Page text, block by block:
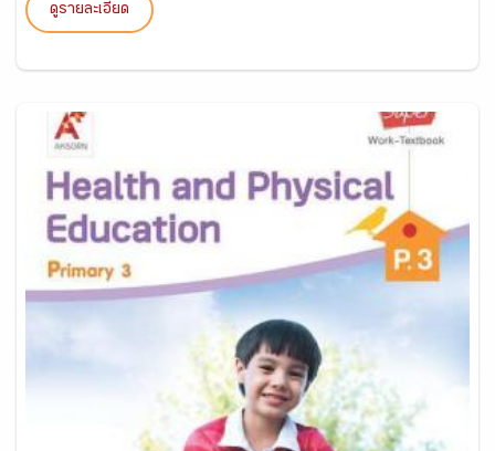
ดูรายละเอียด